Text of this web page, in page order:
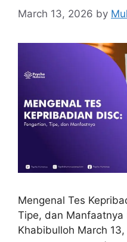
March 13, 2026 by
Mengenal Tes
Tipe, dan Manfaatnya
Khabibulloh March